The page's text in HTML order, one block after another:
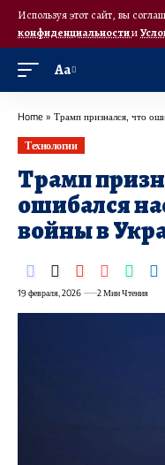
Используя этот сайт, вы
конфиденциальностии
Аа
Home » Трамп признался, что
Технологии
Трамп
ошибался
войны в
19 февраля, 2026 2 Мин Чтения